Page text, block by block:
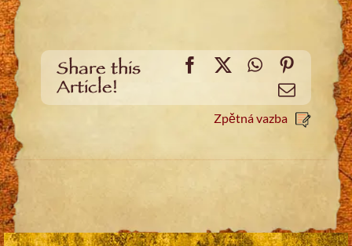
Share this
Article!
Facebook
X WhatsApp
Email
Zpětná vazba